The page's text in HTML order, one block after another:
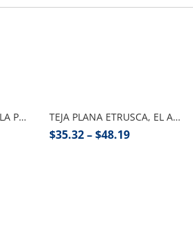
TEJA CORCEGA EL AGUILA PZA TEJA PLANA ETRUSCA, EL AGUILA PZA
$35.32–$48.19